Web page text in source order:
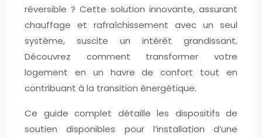
réversible ? Cette solution innovante, assurant
chauffage et rafraîchissement avec un seul
système, suscite un intérêt grandissant.
Découvrez comment transformer votre
logement en un havre de confort tout en
contribuant à la transition énergétique.
Ce guide complet détaille les dispositifs de
soutien disponibles pour l’installation d’une